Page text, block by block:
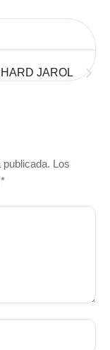
JAROL
Los
*